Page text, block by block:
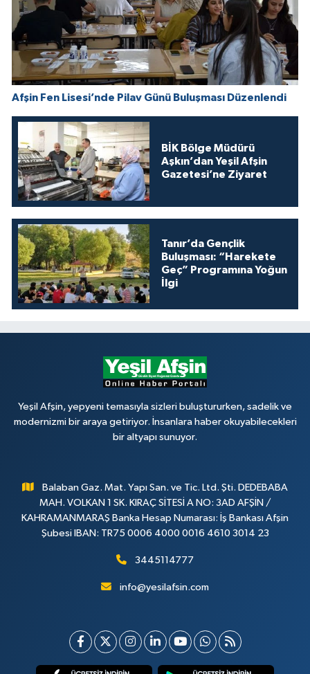
Afşin Fen Lisesi’nde Pilav Günü Buluşması Düzenlendi
BİK Bölge Müdürü
Aşkın’dan Yeşil Afşin
Gazetesi’ne Ziyaret
Tanır’da Gençlik
Buluşması: “Harekete
Geç” Programına Yoğun
İlgi
Yeşil Afşin, yepyeni temasıyla sizleri buluştururken, sadelik ve
modernizmi bir araya getiriyor. İnsanlara haber okuyabilecekleri
bir altyapı sunuyor.
Balaban Gaz. Mat. Yapı San. ve Tic. Ltd. Şti. DEDEBABA
MAH. VOLKAN 1 SK. KIRAÇ SİTESİ A NO: 3AD AFŞİN /
KAHRAMANMARAŞ Banka Hesap Numarası: İş Bankası Afşin
Şubesi IBAN: TR75 0006 4000 0016 4610 3014 23
3445114777
info@yesilafsin.com